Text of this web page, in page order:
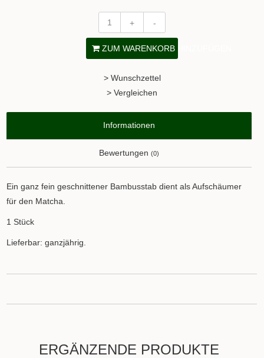
+ -
ZUM WARENKORB HINZUFÜGEN
> Wunschzettel
> Vergleichen
Informationen
Bewertungen (0)
Ein ganz fein geschnittener Bambusstab dient als Aufschäumer
für den Matcha.
1 Stück
Lieferbar: ganzjährig.
ERGÄNZENDE PRODUKTE